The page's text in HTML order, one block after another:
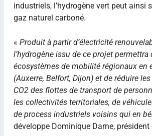
industriels, l’hydrogène vert peut ainsi
gaz naturel carboné.
« Produit à partir d’électricité
l’hydrogène issu de ce projet
écosystèmes de mobilité régionaux en
(Auxerre, Belfort, Dijon) et de réduire
CO2 des flottes de transport de
les collectivités territoriales, de
de process industriels voisins qui en
développe Dominique Darne, président